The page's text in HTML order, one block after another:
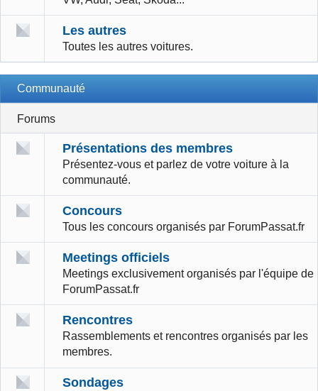
Les autres
Toutes les autres voitures.
Communauté
Forums
Présentations des membres
Présentez-vous et parlez de votre voiture à la
communauté.
Concours
Tous les concours organisés par ForumPassat.fr
Meetings officiels
Meetings exclusivement organisés par l'équipe de
ForumPassat.fr
Rencontres
Rassemblements et rencontres organisés par les
membres.
Sondages